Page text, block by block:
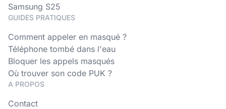
Samsung S25
GUIDES PRATIQUES
Comment appeler en masqué ?
Téléphone tombé dans l'eau
Bloquer les appels masqués
Où trouver son code PUK ?
A PROPOS
Contact